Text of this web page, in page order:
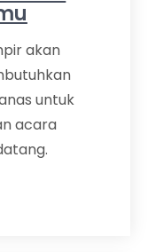
akan
untuk
acara